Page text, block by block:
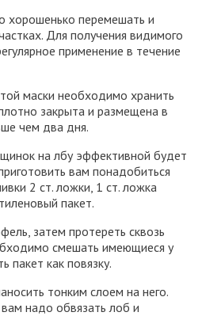
хорошенько перемешать и
Для получения видимого
применение в течение
маски необходимо хранить
закрыта и размещена в
чем два дня.
на лбу эффективной будет
вам понадобиться
2 ст. ложки, 1 ст. ложка
пакет.
затем протереть сквозь
смешать имеющиеся у
пакет как повязку.
тонким слоем на него.
надо обвязать лоб и